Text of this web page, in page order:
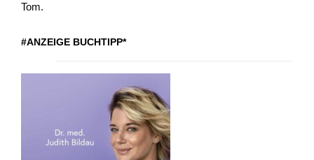
Tom.
#ANZEIGE BUCHTIPP*